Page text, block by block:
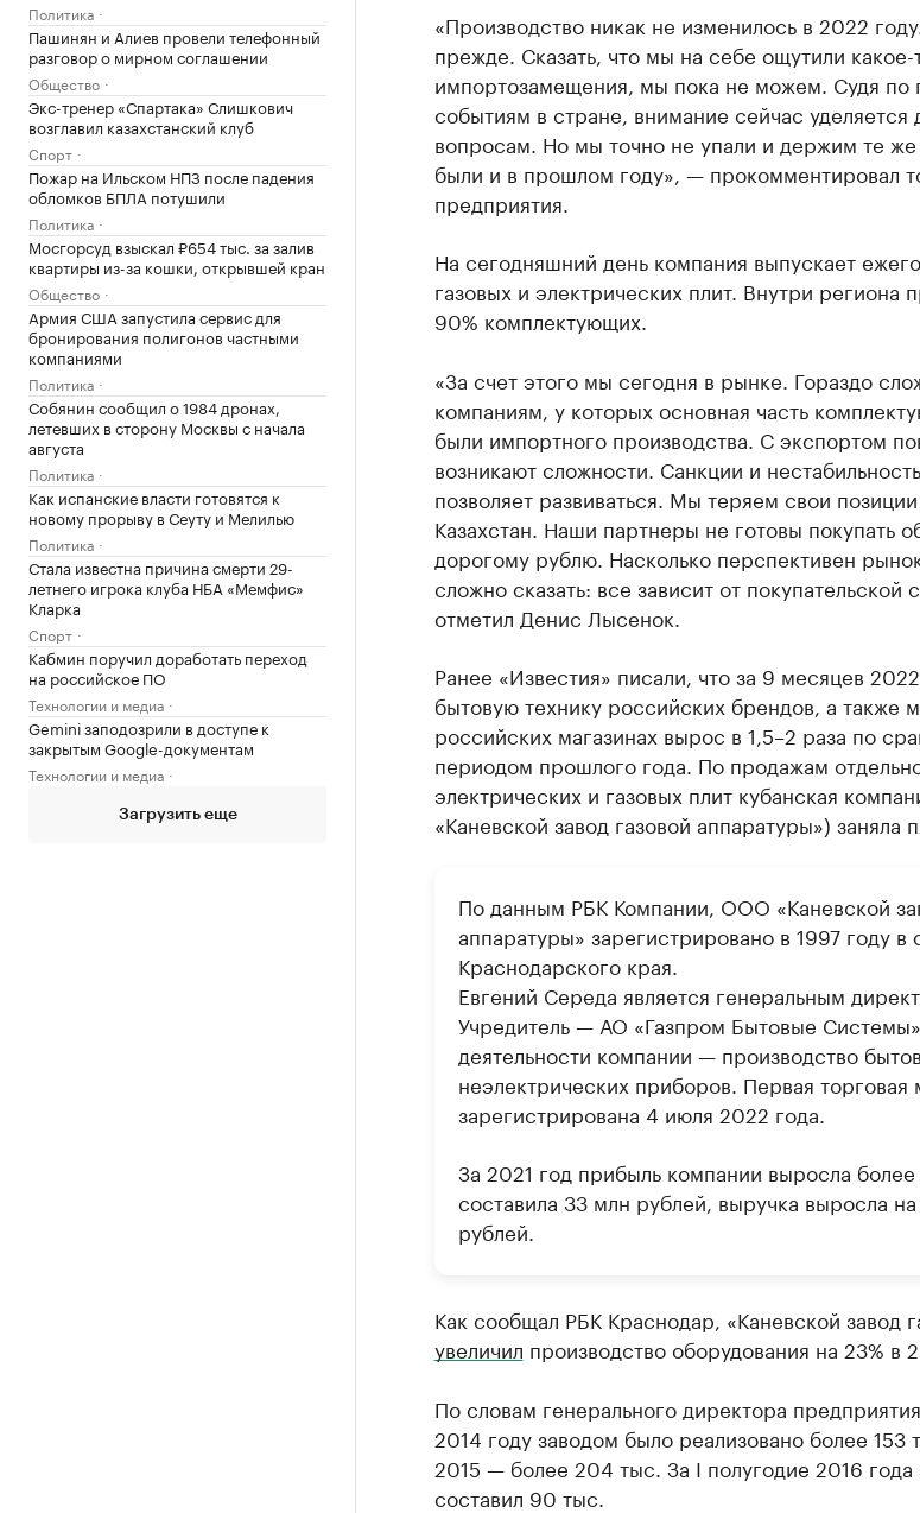
Политика
Пашинян и Алиев провели телефонный
разговор о мирном соглашении
Общество
Экс-тренер «Спартака» Слишкович
возглавил казахстанский клуб
Спорт
Пожар на Ильском НПЗ после падения
обломков БПЛА потушили
Политика
Мосгорсуд взыскал ₽654 тыс. за залив
квартиры из-за кошки, открывшей кран
Общество
Армия США запустила сервис для
бронирования полигонов частными
компаниями
Политика
Собянин сообщил о 1984 дронах,
летевших в сторону Москвы с начала
августа
Политика
Как испанские власти готовятся к
новому прорыву в Сеуту и Мелилью
Политика
Стала известна причина смерти 29-
летнего игрока клуба НБА «Мемфис»
Кларка
Спорт
Кабмин поручил доработать переход
на российское ПО
Технологии и медиа
Gemini заподозрили в доступе к
закрытым Google-документам
Технологии и медиа
Загрузить еще
«Производство никак не изменилось в 2022
прежде. Сказать, что мы на себе ощутили
импортозамещения, мы пока не можем. Судя по
событиям в стране, внимание сейчас
вопросам. Но мы точно не упали и держим те
были и в прошлом году», — прокомментировал
предприятия.
На сегодняшний день компания выпускает
газовых и электрических плит. Внутри региона
90% комплектующих.
«За счет этого мы сегодня в рынке. Гораздо
компаниям, у которых основная часть
были импортного производства. С экспортом
возникают сложности. Санкции и
позволяет развиваться. Мы теряем свои
Казахстан. Наши партнеры не готовы покупать
дорогому рублю. Насколько перспективен
сложно сказать: все зависит от
отметил Денис Лысенок.
Ранее «Известия» писали, что за 9 месяцев
бытовую технику российских брендов, а также
российских магазинах вырос в 1,5–2 раза по
периодом прошлого года. По продажам
электрических и газовых плит кубанская
«Каневской завод газовой аппаратуры») заняла
По данным РБК Компании, ООО «Каневской
аппаратуры» зарегистрировано в 1997 году в
Краснодарского края.
Евгений Середа является генеральным
Учредитель — АО «Газпром Бытовые
деятельности компании — производство
неэлектрических приборов. Первая торговая
зарегистрирована 4 июля 2022 года.
За 2021 год прибыль компании выросла
составила 33 млн рублей, выручка выросла
рублей.
Как сообщал РБК Краснодар, «Каневской завод
увеличил производство оборудования на 23% в
По словам генерального директора
2014 году заводом было реализовано более 153
2015 — более 204 тыс. За I полугодие 2016 года
составил 90 тыс.